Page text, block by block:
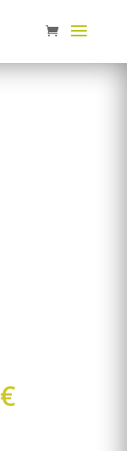
€Plage
de